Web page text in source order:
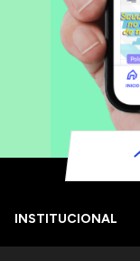
INSTITUCIONAL